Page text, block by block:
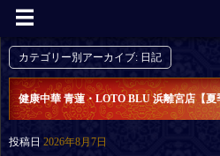
カテゴリー別アーカイブ: 日記
健康中華 青蓮・LOTO BLU 浜離宮店【夏
投稿日 2026年8月7日